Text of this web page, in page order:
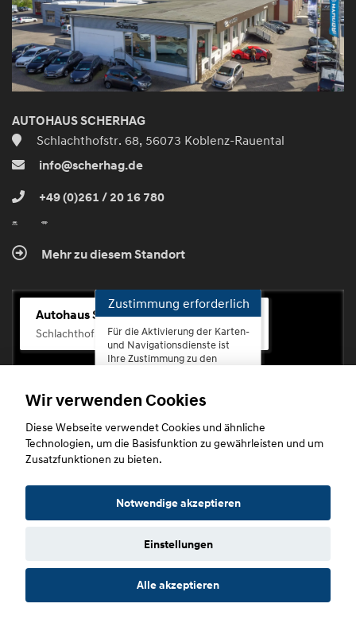
aktivieren
AUTOHAUS SCHERHAG
Schlachthofstr. 68, 56073 Koblenz-Rauental
info@scherhag.de
+49 (0)261 / 20 16 780
Mehr zu diesem Standort
Autohaus Scherhag
Schlachthofstr. 68, 56073 Koblenz-Rauental
Zustimmung erforderlich
Für die Aktivierung der Karten-
und Navigationsdienste ist
Ihre Zustimmung zu den
erforderlich.
Zustimmen
Copyright © 2026. Autohaus Scherhag
Datenschutz Impressum
Wir verwenden Cookies
Diese Webseite verwendet Cookies und ähnliche
Technologien, um die Basisfunktion zu gewährleisten und um
Zusatzfunktionen zu bieten.
Notwendige akzeptieren
Einstellungen
Alle akzeptieren